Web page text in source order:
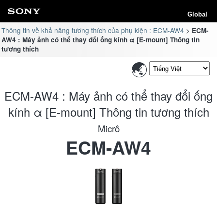
Global
Thông tin về khả năng tương thích của phụ kiện : ECM-AW4
ECM-
AW4 : Máy ảnh có thể thay đổi ống kính α [E-mount] Thông tin
tương thích
ECM-AW4 : Máy ảnh có thể thay đổi ống
kính α [E-mount] Thông tin tương thích
Micrô
ECM-AW4